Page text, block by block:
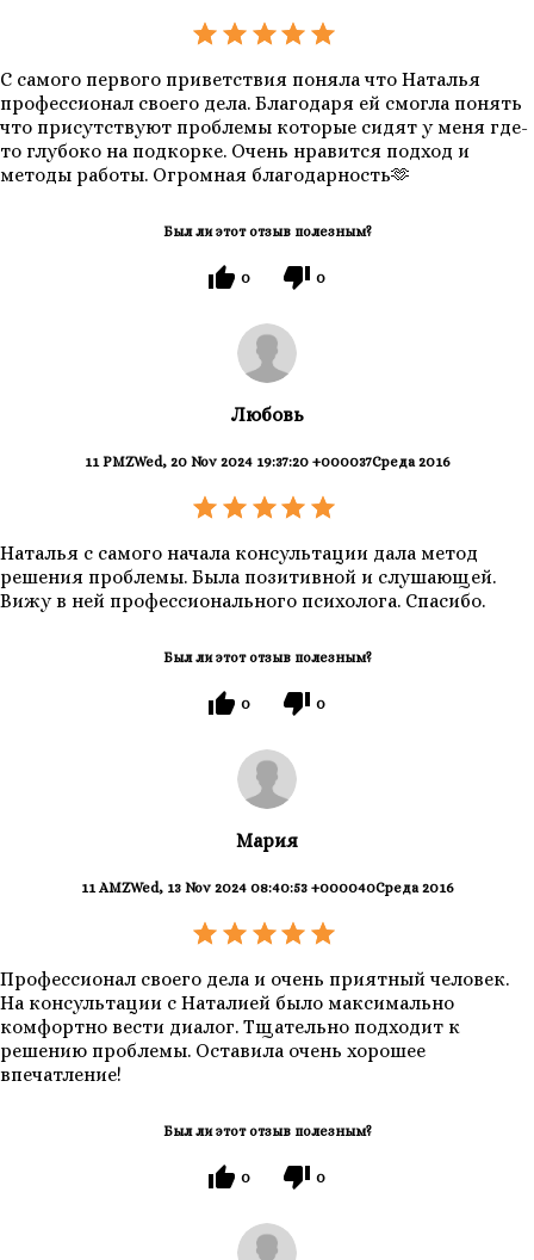
С самого первого приветствия поняла что Наталья
профессионал своего дела. Благодаря ей смогла понять
что присутствуют проблемы которые сидят у меня где-
то глубоко на подкорке. Очень нравится подход и
методы работы. Огромная благодарность🫶
Был ли этот отзыв полезным?
0 0
11 PMZWed, 20 Nov 2024 19:37:20 +000037Среда 2016
Любовь
Наталья с самого начала консультации дала метод
решения проблемы. Была позитивной и слушающей.
Вижу в ней профессионального психолога. Спасибо.
Был ли этот отзыв полезным?
0 0
11 AMZWed, 13 Nov 2024 08:40:53 +000040Среда 2016
Мария
Профессионал своего дела и очень приятный человек.
На консультации с Наталией было максимально
комфортно вести диалог. Тщательно подходит к
решению проблемы. Оставила очень хорошее
впечатление!
Был ли этот отзыв полезным?
0 0